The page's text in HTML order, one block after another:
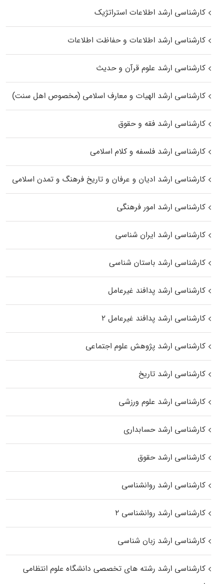
کارشناسی ارشد اطلاعات استراتژیک
کارشناسی ارشد اطلاعات و حفاظت اطلاعات
کارشناسی ارشد علوم قرآن و حدیث
کارشناسی ارشد الهیات و معارف اسلامی (مخصوص اهل سنت)
کارشناسی ارشد فقه و حقوق
کارشناسی ارشد فلسفه و کلام اسلامی
کارشناسی ارشد ادیان و عرفان و تاریخ فرهنگ و تمدن اسلامی
کارشناسی ارشد امور فرهنگی
کارشناسی ارشد ایران شناسی
کارشناسی ارشد باستان شناسی
کارشناسی ارشد پدافند غیرعامل
کارشناسی ارشد پدافند غیرعامل ۲
کارشناسی ارشد پژوهش علوم اجتماعی
کارشناسی ارشد تاریخ
کارشناسی ارشد علوم ورزشی
کارشناسی ارشد حسابداری
کارشناسی ارشد حقوق
کارشناسی ارشد روانشناسی
کارشناسی ارشد روانشناسی ۲
کارشناسی ارشد زبان شناسی
کارشناسی ارشد رﺷﺘﻪ ﻫﺎی تخصصی داﻧﺸﮕﺎه ﻋﻠﻮم انتظامی